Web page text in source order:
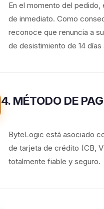
En el momento del
de inmediato. Como
reconoce que renuncia a
de desistimiento de 14
4. MÉTODO DE
ByteLogic está asociado
de tarjeta de crédito (CB,
totalmente fiable y seguro.